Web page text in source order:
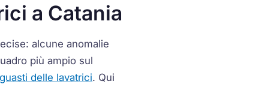
a Catania
alcune anomalie
più ampio sul
delle lavatrici. Qui